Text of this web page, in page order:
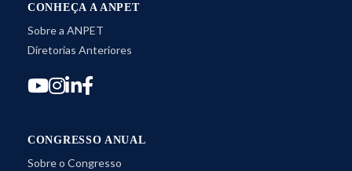
CONHEÇA A ANPET
Sobre a ANPET
Diretorias Anteriores
CONGRESSO ANUAL
Sobre o Congresso